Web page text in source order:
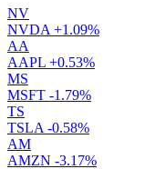
NV
NVDA +1.09%
AA
AAPL +0.53%
MS
MSFT -1.79%
TS
TSLA -0.58%
AM
AMZN -3.17%